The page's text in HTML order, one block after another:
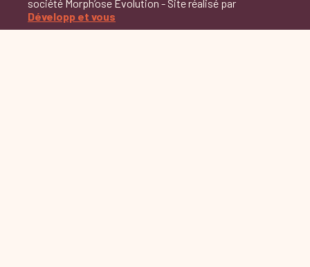
société Morph’ose Evolution - Site réalisé par
Développ et vous